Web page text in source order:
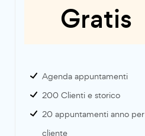
Gratis
Agenda appuntamenti
200 Clienti e storico
20 appuntamenti anno per
cliente